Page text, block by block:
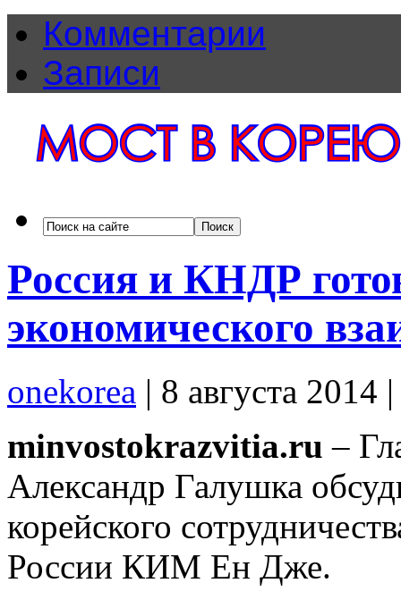
Комментарии
Записи
Россия и КНДР
экономического
onekorea | 8 августа 2014
minvostokrazvitia.ru –
Александр Галушка
корейского
России КИМ Ен Дже.